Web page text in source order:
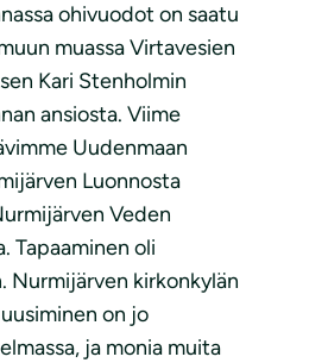
ohivuodot on saatu
muassa Virtavesien
Kari Stenholmin
ansiosta. Viime
Uudenmaan
Luonnosta
Veden
Tapaaminen oli
Nurmijärven kirkonkylän
on jo
ja monia muita